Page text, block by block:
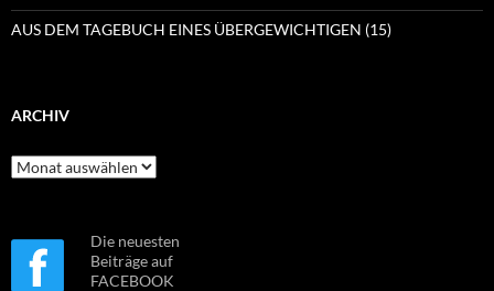
AUS DEM TAGEBUCH EINES ÜBERGEWICHTIGEN (15)
ARCHIV
Archiv
Die neuesten
Beiträge auf
FACEBOOK